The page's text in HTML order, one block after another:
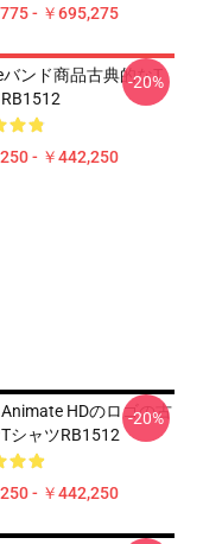
- ￥695,275
ンド商品古典的なT
- ￥442,250
-20%
HDのロゴの古
シャツRB1512
- ￥442,250
-20%